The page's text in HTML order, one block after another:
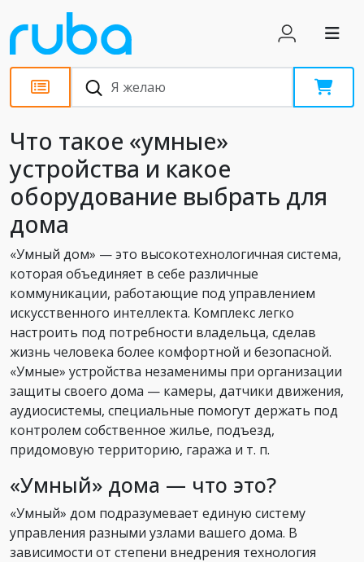
Статьи
Что такое «умные»
устройства и какое
оборудование выбрать для
дома
«Умный дом» — это высокотехнологичная система,
которая объединяет в себе различные
коммуникации, работающие под управлением
искусственного интеллекта. Комплекс легко
настроить под потребности владельца, сделав
жизнь человека более комфортной и безопасной.
«Умные» устройства незаменимы при организации
защиты своего дома — камеры, датчики движения,
аудиосистемы, специальные помогут держать под
контролем собственное жилье, подъезд,
придомовую территорию, гаража и т. п.
«Умный» дома — что это?
«Умный» дом подразумевает единую систему
управления разными узлами вашего дома. В
зависимости от степени внедрения технология